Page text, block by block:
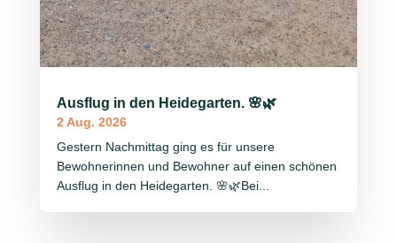
Ausflug in den Heidegarten. 🌸🌿
2 Aug. 2026
Gestern Nachmittag ging es für unsere
Bewohnerinnen und Bewohner auf einen schönen
Ausflug in den Heidegarten. 🌸🌿Bei...